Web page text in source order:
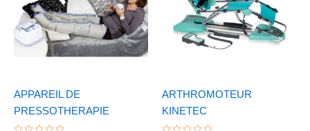
APPAREIL DE
PRESSOTHERAPIE
ARTHROMOTEUR
KINETEC